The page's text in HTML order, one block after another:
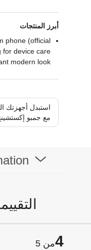
أبرز المنتجات
phone (official
for device care
modern look
استبدل أجهزتك
مع جمبو
4من 5